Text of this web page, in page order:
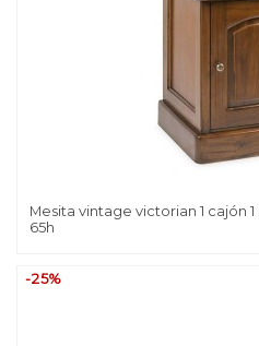
Mesita vintage victorian 1 cajón
65h
-25%